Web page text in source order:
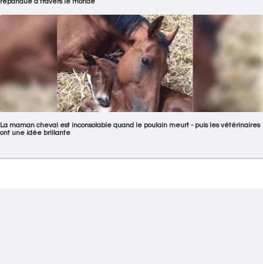
répandue à travers le monde
La maman cheval est inconsolable quand le poulain meurt - puis les vétérinaires
ont une idée brillante